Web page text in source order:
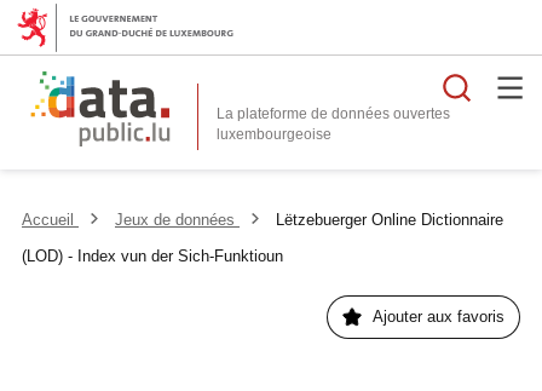
La plateforme de données ouvertes
Accueil Jeux de données
Lëtzebuerger Online Dictionnaire
(LOD) - Index vun der Sich-Funktioun
Ajouter aux favoris